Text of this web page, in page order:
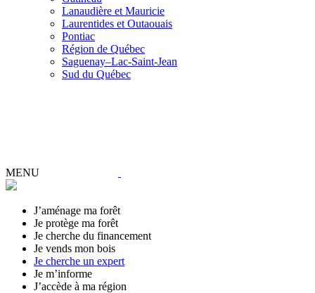
Lanaudière et Mauricie
Laurentides et Outaouais
Pontiac
Région de Québec
Saguenay–Lac-Saint-Jean
Sud du Québec
MENU
J’aménage ma forêt
Je protège ma forêt
Je cherche du financement
Je vends mon bois
Je cherche un expert
Je m’informe
J’accède à ma région